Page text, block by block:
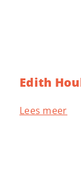
Edith
Lees meer